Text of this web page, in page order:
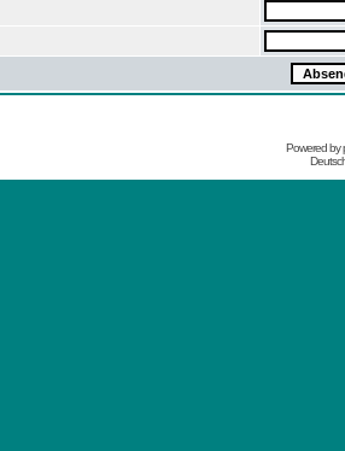
Powered by